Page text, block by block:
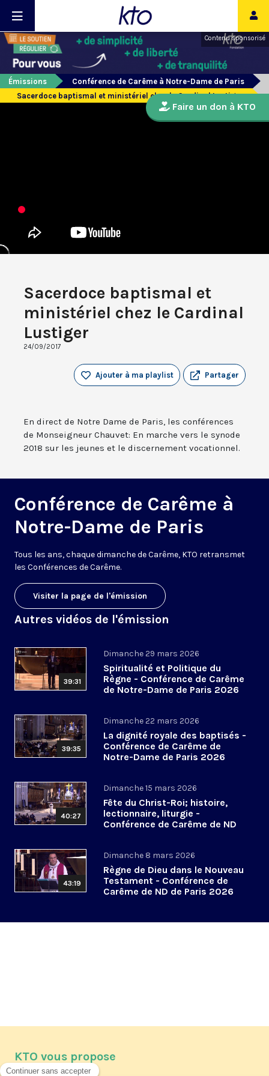
Contenu sponsorisé
Émissions
Conférence de Carême à Notre-Dame de Paris
Sacerdoce baptismal et ministériel chez le Cardinal Lustiger
Sacerdoce baptismal et
ministériel chez le Cardinal
Lustiger
24/09/2017
Partager
Ajouter à ma playlist
En direct de Notre Dame de Paris, les conférences
de Monseigneur Chauvet: En marche vers le synode
2018 sur les jeunes et le discernement vocationnel.
Conférence de Carême à
Notre-Dame de Paris
Tous les ans, chaque dimanche de Carême, KTO retransmet
les Conférences de Carême.
Visiter la page de l'émission
Autres vidéos de l'émission
39:31
Dimanche 29 mars 2026
Spiritualité et Politique du
Règne - Conférence de Carême
de Notre-Dame de Paris 2026
39:35
Dimanche 22 mars 2026
La dignité royale des baptisés -
Conférence de Carême de
Notre-Dame de Paris 2026
40:27
Dimanche 15 mars 2026
Fête du Christ-Roi; histoire,
lectionnaire, liturgie -
Conférence de Carême de ND
43:19
Dimanche 8 mars 2026
Règne de Dieu dans le Nouveau
Testament - Conférence de
Carême de ND de Paris 2026
Faire un don à KTO
KTO vous propose